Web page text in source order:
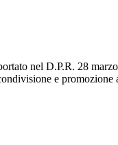
nel D.P.R. 28
e